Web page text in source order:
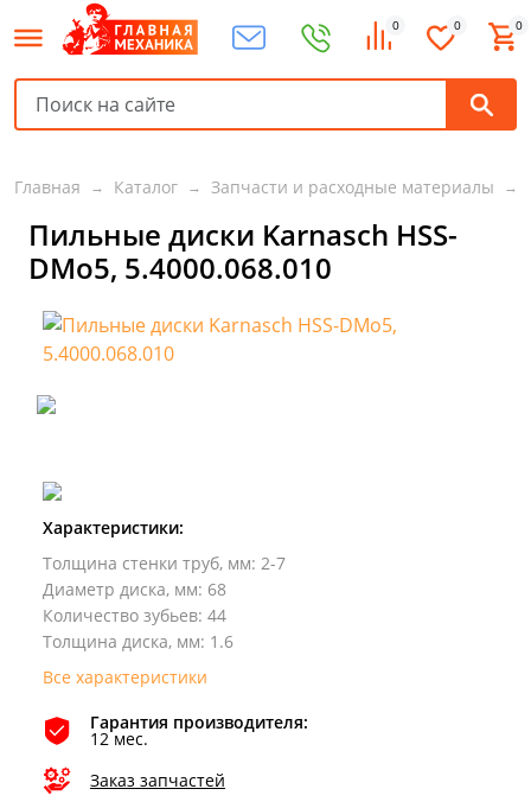
0 0 0
Главная Каталог Запчасти и расходные материалы
Пильные диски Karnasch HSS-
DMo5, 5.4000.068.010
Характеристики:
Толщина стенки труб, мм: 2-7
Диаметр диска, мм: 68
Количество зубьев: 44
Толщина диска, мм: 1.6
Все характеристики
Гарантия производителя:
12 мес.
Заказ запчастей